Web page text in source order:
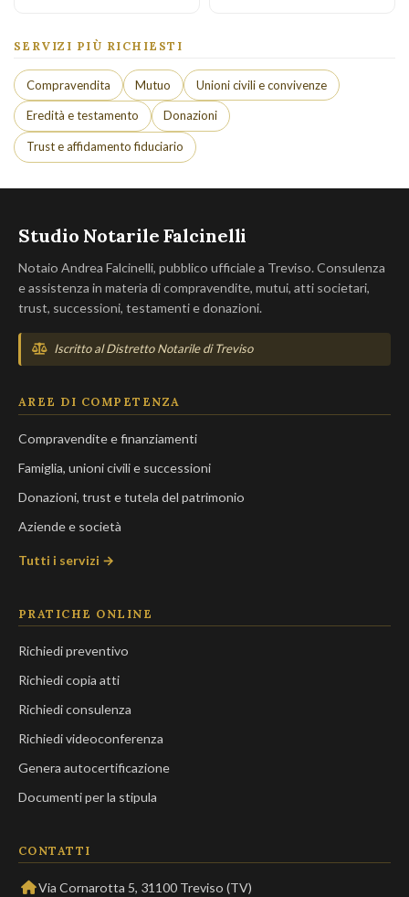
SERVIZI PIÙ RICHIESTI
Compravendita Mutuo Unioni civili e convivenze
Eredità e testamento Donazioni
Trust e affidamento fiduciario
Studio Notarile Falcinelli
Notaio Andrea Falcinelli, pubblico ufficiale a Treviso. Consulenza
e assistenza in materia di compravendite, mutui, atti societari,
trust, successioni, testamenti e donazioni.
Iscritto al Distretto Notarile di Treviso
AREE DI COMPETENZA
Compravendite e finanziamenti
Famiglia, unioni civili e successioni
Donazioni, trust e tutela del patrimonio
Aziende e società
Tutti i servizi →
PRATICHE ONLINE
Richiedi preventivo
Richiedi copia atti
Richiedi consulenza
Richiedi videoconferenza
Genera autocertificazione
Documenti per la stipula
CONTATTI
Via Cornarotta 5, 31100 Treviso (TV)